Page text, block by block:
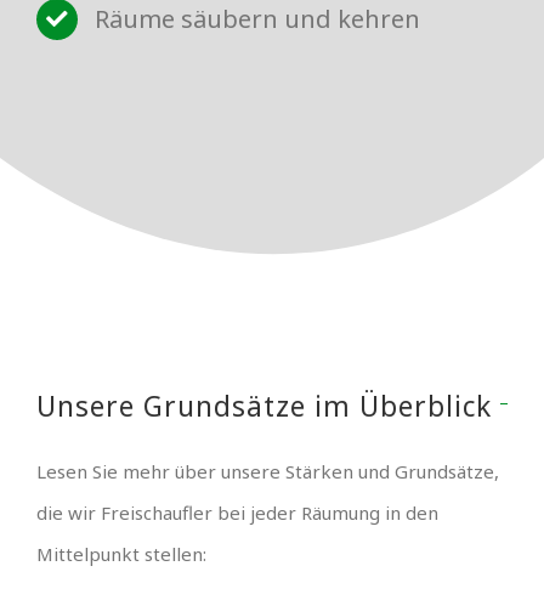
Räume säubern und kehren
Unsere Grundsätze im Überblick
Lesen Sie mehr über unsere Stärken und Grundsätze,
die wir Freischaufler bei jeder Räumung in den
Mittelpunkt stellen: